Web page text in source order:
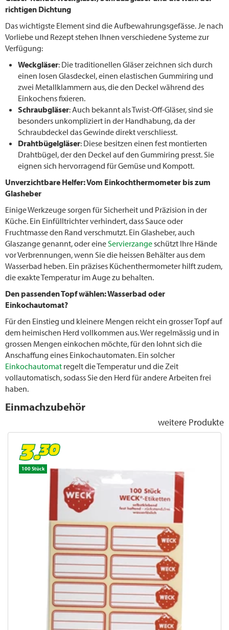
richtigen Dichtung
Das wichtigste Element sind die Aufbewahrungsgefässe. Je nach
Vorliebe und Rezept stehen Ihnen verschiedene Systeme zur
Verfügung:
Weckgläser: Die traditionellen Gläser zeichnen sich durch
einen losen Glasdeckel, einen elastischen Gummiring und
zwei Metallklammern aus, die den Deckel während des
Einkochens fixieren.
Schraubgläser: Auch bekannt als Twist-Off-Gläser, sind sie
besonders unkompliziert in der Handhabung, da der
Schraubdeckel das Gewinde direkt verschliesst.
Drahtbügelgläser: Diese besitzen einen fest montierten
Drahtbügel, der den Deckel auf den Gummiring presst. Sie
eignen sich hervorragend für Gemüse und Kompott.
Unverzichtbare Helfer: Vom Einkochthermometer bis zum
Glasheber
Einige Werkzeuge sorgen für Sicherheit und Präzision in der
Küche. Ein Einfülltrichter verhindert, dass Sauce oder
Fruchtmasse den Rand verschmutzt. Ein Glasheber, auch
Glaszange genannt, oder eineServierzangeschützt Ihre Hände
vor Verbrennungen, wenn Sie die heissen Behälter aus dem
Wasserbad heben. Ein präzises Küchenthermometer hilft zudem,
die exakte Temperatur im Auge zu behalten.
Den passenden Topf wählen: Wasserbad oder
Einkochautomat?
Für den Einstieg und kleinere Mengen reicht ein grosser Topf auf
dem heimischen Herd vollkommen aus. Wer regelmässig und in
grossen Mengen einkochen möchte, für den lohnt sich die
Anschaffung eines Einkochautomaten. Ein solcher
Einkochautomat regelt die Temperatur und die Zeit
vollautomatisch, sodass Sie den Herd für andere Arbeiten frei
haben.
Einmachzubehör
weitere Produkte
100 Stück